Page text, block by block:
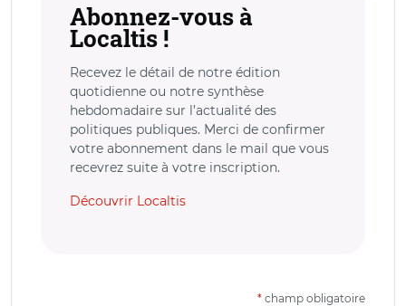
Abonnez-vous à
Localtis !
Recevez le détail de notre édition
quotidienne ou notre synthèse
hebdomadaire sur l’actualité des
politiques publiques. Merci de confirmer
votre abonnement dans le mail que vous
recevrez suite à votre inscription.
Découvrir Localtis
* champ obligatoire